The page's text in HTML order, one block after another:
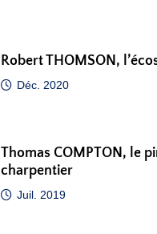
Robert THOMSON,
Déc. 2020
Thomas COMPTON, le
charpentier
Juil. 2019